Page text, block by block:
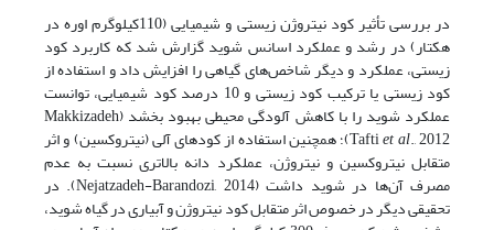
در بررسی تأثیر کود نیتروژن زیستی و شیمیایی (110کیلوگرم اوره در
هکتار) در رشد و عملکرد اسانس شوید گزارش شد که کاربرد کود
زیستی، عملکرد و دیگر شاخص‌های گیاهی را افزایش داد و استفاده از
کود زیستی یا ترکیب کود زیستی و 10 درصد کود شیمیایی، توانست
عملکرد شوید را با کاهش آلودگی محیطی بهبود بخشد (Makkizadeh
Taftiet al ., 2012)؛ همچنین استفاده از کودهای آلی (نیتروکسین) و اثر
متقابل نیتروکسین و نیتروژن، عملکرد دانه بالاتری نسبت به عدم
مصرف آن‌ها در شوید داشت (Nejatzadeh-Barandozi, 2014). در
تحقیقی دیگر در خصوص اثر متقابل کود نیتروژن و آبیاری در گیاه شوید،